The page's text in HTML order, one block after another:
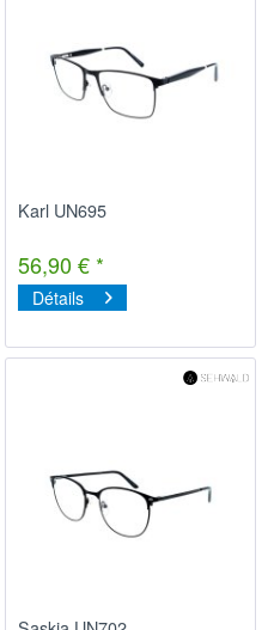
Karl UN695
56,90 € *
Détails